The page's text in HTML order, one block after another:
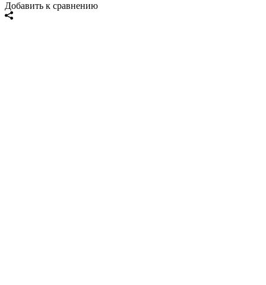
Добавить к сравнению